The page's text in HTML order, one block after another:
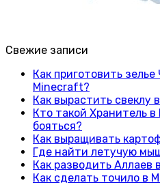
Свежие записи
Как приготовить
Minecraft?
Как вырастить свеклу
Кто такой Хранитель
бояться?
Как выращивать
Где найти летучую
Как разводить Аллаев
Как сделать точило в